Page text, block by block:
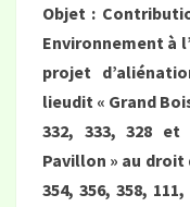
Objet :
Environnement à
projet
lieudit « Grand
332, 333, 328
Pavillon » au droit
354, 356, 358,